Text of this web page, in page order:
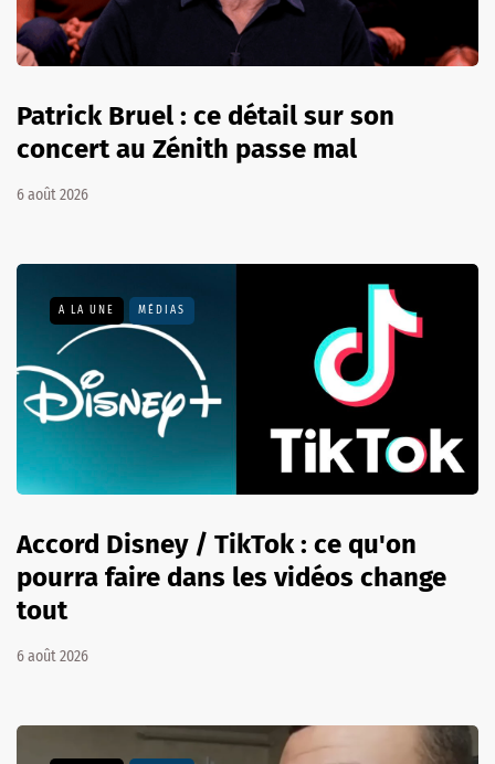
Patrick Bruel : ce détail sur son
concert au Zénith passe mal
6 août 2026
A LA UNE MÉDIAS
Accord Disney / TikTok : ce qu'on
pourra faire dans les vidéos change
tout
6 août 2026